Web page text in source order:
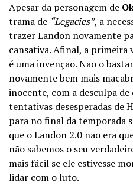
Apesar da personagem de
trama de “Legacies”, a
trazer Landon novamente
cansativa. Afinal, a primeira
é uma invenção. Não o
novamente bem mais
inocente, com a desculpa
tentativas desesperadas de
para no final da temporada
que o Landon 2.0 não era
não sabemos o seu
mais fácil se ele estivesse
lidar com o luto.